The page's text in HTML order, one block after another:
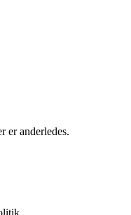
er anderledes.